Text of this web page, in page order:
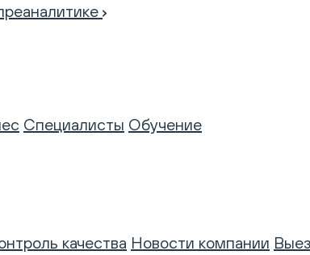
Специалисты Обучение
качества Новости компании